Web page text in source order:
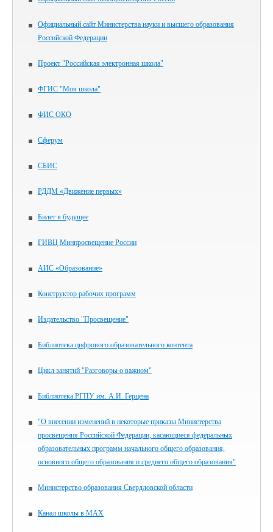
Официальный сайт Министерства науки и высшего образования
Российской Федерации
Проект "Российская электронная школа"
ФГИС "Моя школа"
ФИС ОКО
Сферум
СБИС
РДДМ «Движение первых»
Билет в будущее
ГИВЦ Минпросвещение России
АИС «Образование»
Конструктор рабочих программ
Издательство "Просвещение"
Библиотека цифрового образовательного контента
Цикл занятий "Разговоры о важном"
Библиотека РГПУ им. А.И. Герцена
"О внесении изменений в некоторые приказы Министерства
просвещения Российской Федерации, касающиеся федеральных
образовательных программ начального общего образования,
основного общего образования и среднего общего образования"
Министерство образования Свердловской области
Канал школы в MAX